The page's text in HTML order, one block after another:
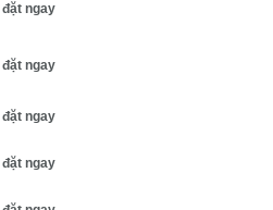
đặt ngay
đặt ngay
đặt ngay
đặt ngay